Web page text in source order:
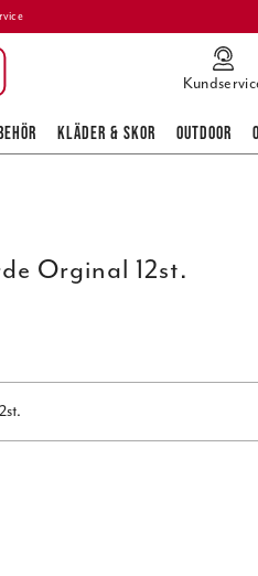
KLÄDER & SKOR OUTDOOR
Orginal 12st.